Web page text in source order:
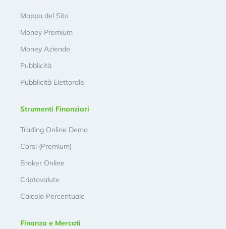
Mappa del Sito
Money Premium
Money Aziende
Pubblicità
Pubblicità Elettorale
Strumenti Finanziari
Trading Online Demo
Corsi (Premium)
Broker Online
Criptovalute
Calcolo Percentuale
Finanza e Mercati